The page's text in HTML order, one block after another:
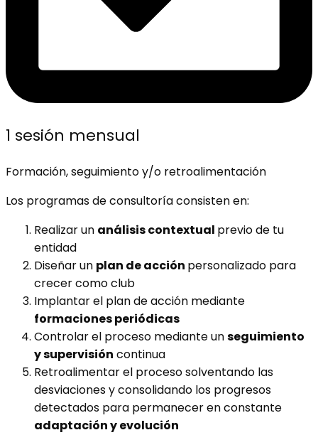
1 sesión mensual
Formación, seguimiento y/o retroalimentación
Los programas de consultoría consisten en:
Realizar un análisis contextual previo de tu
entidad
Diseñar un plan de acción personalizado para
crecer como club
Implantar el plan de acción mediante
formaciones periódicas
Controlar el proceso mediante unseguimiento
y supervisión continua
Retroalimentar el proceso solventando las
desviaciones y consolidando los progresos
detectados para permanecer en constante
adaptación y evolución